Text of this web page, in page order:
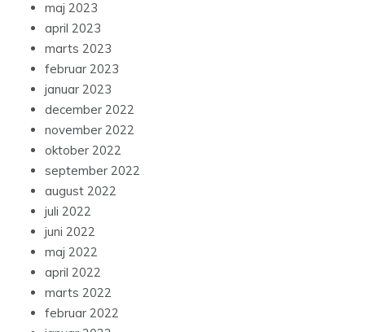
maj 2023
april 2023
marts 2023
februar 2023
januar 2023
december 2022
november 2022
oktober 2022
september 2022
august 2022
juli 2022
juni 2022
maj 2022
april 2022
marts 2022
februar 2022